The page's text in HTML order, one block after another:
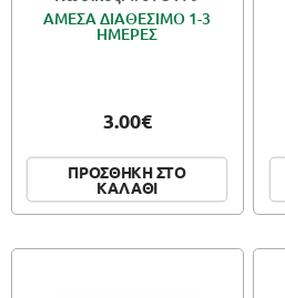
ΑΜΕΣΑ ΔΙΑΘΕΣΙΜΟ 1-3
ΗΜΕΡΕΣ
3.00€
ΠΡΟΣΘΗΚΗ ΣΤΟ
ΚΑΛΑΘΙ